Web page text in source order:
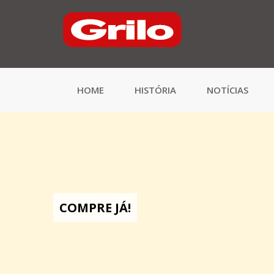
HOME HISTÓRIA NOTÍCIAS
COMPRE JÁ!